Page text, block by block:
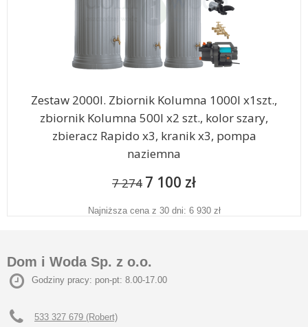
Zestaw 2000l. Zbiornik Kolumna 1000l x1szt.,
zbiornik Kolumna 500l x2 szt., kolor szary,
zbieracz Rapido x3, kranik x3, pompa
naziemna
7 274 7 100 zł
Najniższa cena z 30 dni: 6 930 zł
Dom i Woda Sp. z o.o.
Godziny pracy: pon-pt: 8.00-17.00
533 327 679 (Robert)